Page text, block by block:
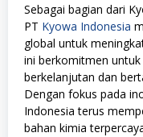
Sebagai bagian dari
PT Kyowa Indonesia
global untuk
ini berkomitmen
berkelanjutan dan
Dengan fokus pada
Indonesia terus
bahan kimia